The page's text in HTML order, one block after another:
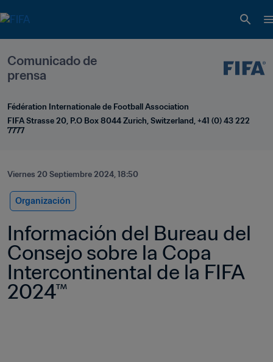
Comunicado de
prensa
Fédération Internationale de Football Association
FIFA Strasse 20, P.O Box 8044 Zurich, Switzerland, +41 (0) 43 222
7777
Viernes 20 Septiembre 2024, 18:50
Organización
Información del Bureau del
Consejo sobre la Copa
Intercontinental de la FIFA
2024™